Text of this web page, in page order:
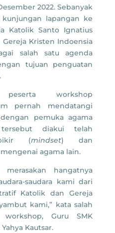
2022. Sebanyak
lapangan ke
Katolik Santo Ignatius
Kristen Indoensia
salah satu agenda
tujuan penguatan
workshop
pernah mendatangi
pemuka agama
diakui telah
(mindset) dan
agama lain.
merasakan hangatnya
saudara kami dari
Katolik dan Gereja
kami,” kata salah
Guru SMK
Kautsar.